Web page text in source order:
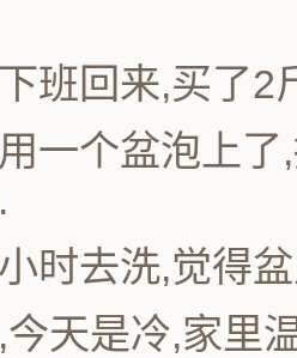
班回来,买了2
一个盆泡上
时去洗,觉得
天是冷,家里